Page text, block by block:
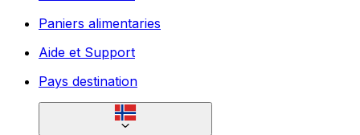
Paniers alimentaries
Aide et Support
Pays destination